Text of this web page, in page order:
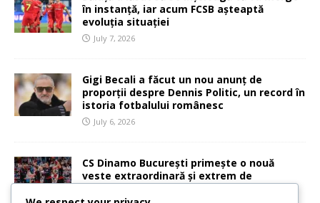
în instanță, iar acum FCSB așteaptă
evoluția situației
July 7, 2026
Gigi Becali a făcut un nou anunț de
proporții despre Dennis Politic, un record în
istoria fotbalului românesc
July 6, 2026
CS Dinamo București primește o nouă
veste extraordinară și extrem de